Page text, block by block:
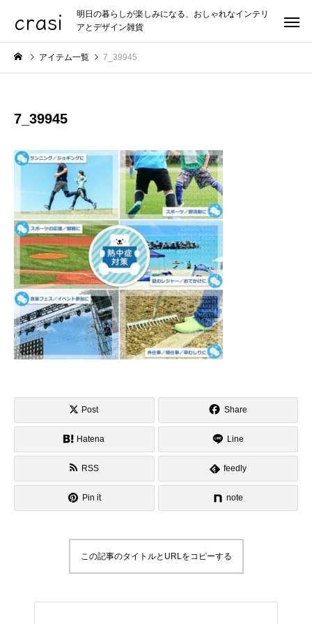
crasi
明日の暮らしが楽しみになる、おしゃれなインテリ
アとデザイン雑貨
アイテム一覧 7_39945
7_39945
Post Share
Hatena Line
RSS feedly
Pin it note
この記事のタイトルとURLをコピーする